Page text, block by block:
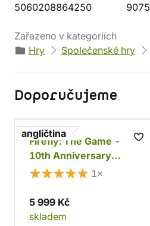
5060208864250 9075
Zařazeno v kategoriích
Hry
Společenské hry
Doporučujeme
angličtina
Firefly: The Game -
10th Anniversary
Collector's Edition
1×
5 999 Kč
skladem